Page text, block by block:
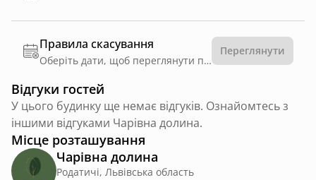
Правила скасування
Оберіть дати, щоб переглянути правила
Переглянути
Відгуки гостей
У цього будинку ще немає відгуків. Ознайомтесь з
іншими відгуками Чарівна долина.
Місце розташування
Чарівна долина
Родатичі, Львівська область